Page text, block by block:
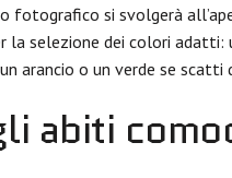
fotografico si svolgerà
la selezione dei colori
arancio o un verde se scatti
abiti